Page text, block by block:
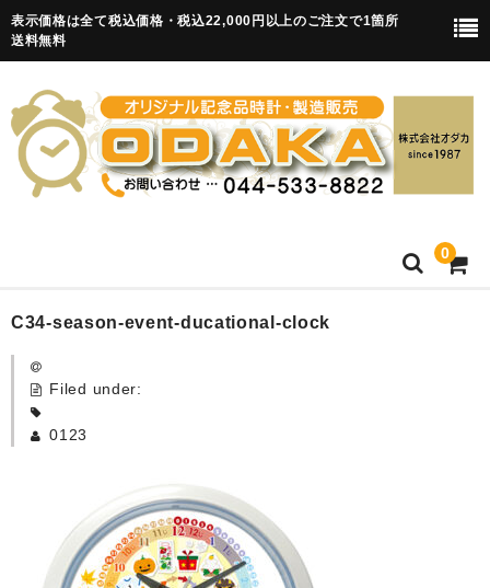
表示価格は全て税込価格・税込22,000円以上のご注文で1箇所
送料無料
0
HOME
卒園記念品
カード付フォトフレームクロック(集合)
目覚まし時計(集合＋個別)
C34-season-event-ducational-clock
Filed under:
0123